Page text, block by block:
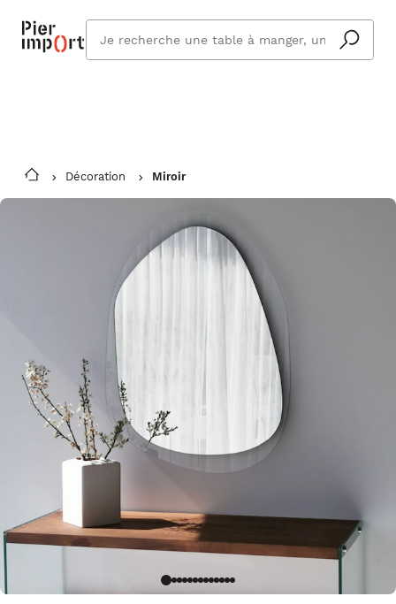
Vous êtes absent ? Pier Import s'adapte
et vous livre à votre retour.
En savoir plus
cherchez
vous ?
Décoration Miroir